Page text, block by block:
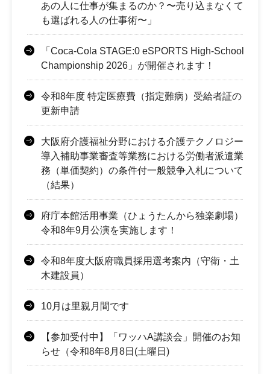
あの人に仕事が集まるのか？〜売り込まなくて
も選ばれる人の仕事術〜」
「Coca-Cola STAGE:0 eSPORTS High-School
Championship 2026」が開催されます！
令和8年度 特定医療費（指定難病）受給者証の
更新申請
大阪府介護福祉分野における介護テクノロジー
導入補助事業審査等業務における労働者派遣業
務（単価契約）の条件付一般競争入札について
（結果）
府庁本館活用事業（ひょうたんから独楽劇場）
令和8年9月公演を実施します！
令和8年度大阪府職員採用選考案内（守衛・土
木建設員）
10月は里親月間です
【参加受付中】「ワッハA講談会」開催のお知
らせ（令和8年8月8日(土曜日)